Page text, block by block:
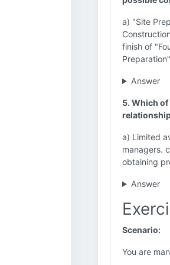
a) "Site
finish of
Preparation"
Answer
5. Which
a) Limited
managers.
obtaining
Answer
Scenario:
You are